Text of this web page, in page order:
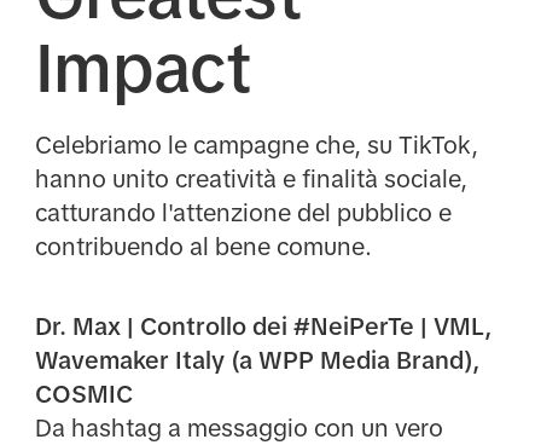
Impact
Celebriamo le campagne che, su TikTok,
hanno unito creatività e finalità sociale,
catturando l'attenzione del pubblico e
contribuendo al bene comune.
Dr. Max | Controllo dei #NeiPerTe | VML,
Wavemaker Italy (a WPP Media Brand),
COSMIC
Da hashtag a messaggio con un vero